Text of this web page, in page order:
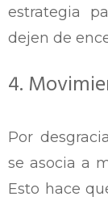
estrategia
dejen de
4.
Por
se asocia a
Esto hace